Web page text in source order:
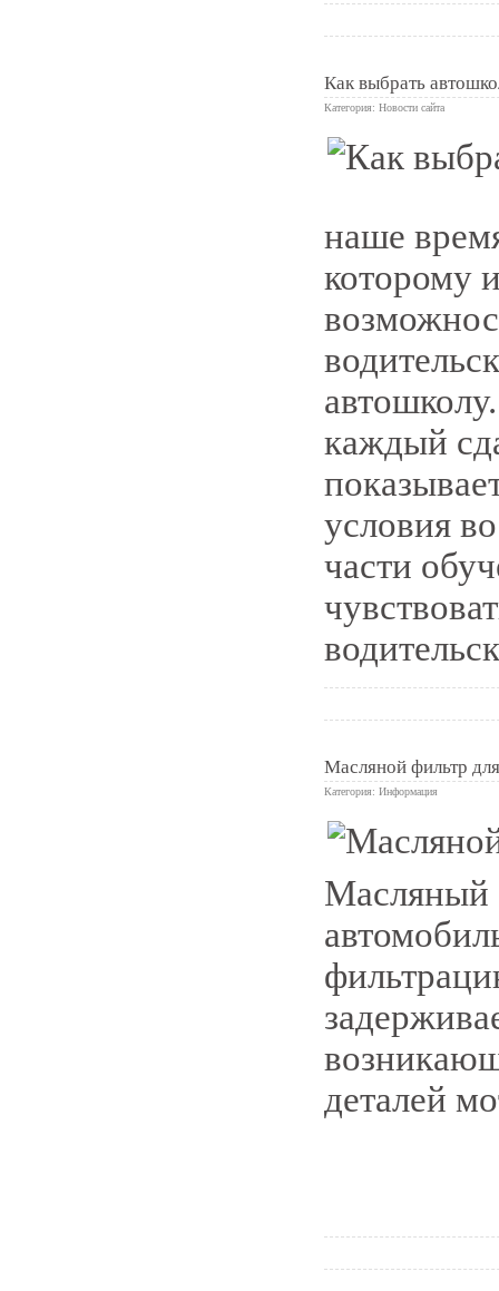
Как выбрать
Категория: Новости сайта
наше
которому
каждый
условия
части
Масляной фильтр
Категория: Информация
Масляный
деталей